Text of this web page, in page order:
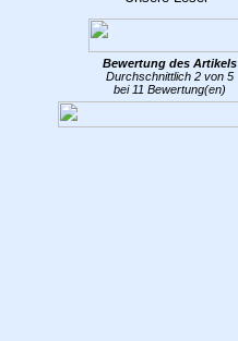
Bewertung des Artikels
Durchschnittlich 2 von 5
bei 11 Bewertung(en)